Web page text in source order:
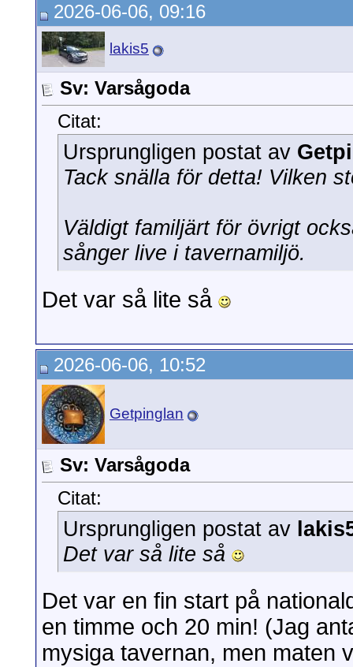
2026-06-06, 09:16
lakis5
Sv: Varsågoda
Citat:
Ursprungligen postat av
Tack snälla för detta! Vilken
Väldigt familjärt för övrigt
sånger live i tavernamiljö.
Det var så lite så
2026-06-06, 10:52
Getpinglan
Sv: Varsågoda
Citat:
Ursprungligen postat av
Det var så lite så
Det var en fin start på
en timme och 20 min! (Jag
mysiga tavernan, men maten